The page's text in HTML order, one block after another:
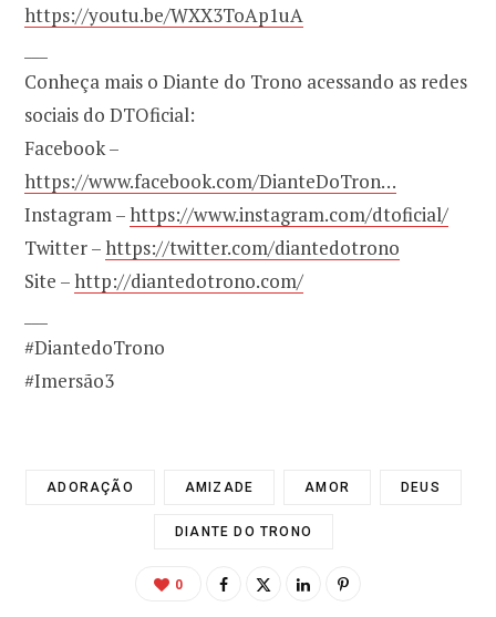
https://youtu.be/WXX3ToAp1uA
Conheça mais o Diante do Trono acessando as redes
sociais do DTOficial:
Facebook –
https://www.facebook.com/DianteDoTron…
Instagram –https://www.instagram.com/dtoficial/
Twitter –https://twitter.com/diantedotrono
Site –http://diantedotrono.com/
#DiantedoTrono
#Imersão3
ADORAÇÃO AMIZADE AMOR DEUS
DIANTE DO TRONO
0